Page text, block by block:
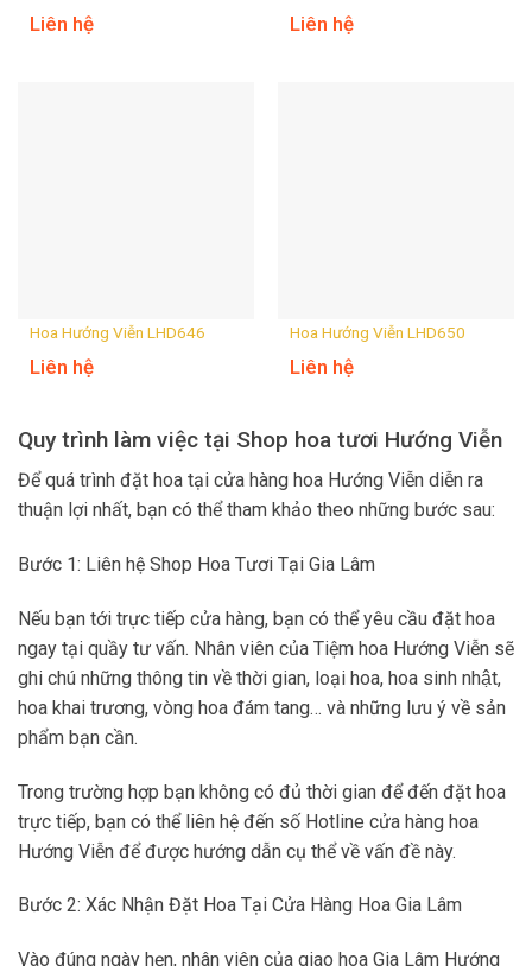
Liên hệ Liên hệ
Hoa Hướng Viễn LHD646
Liên hệ
Hoa Hướng Viễn LHD650
Liên hệ
Quy trình làm việc tại Shop hoa tươi Hướng Viễn
Để quá trình đặt hoa tại cửa hàng hoa Hướng Viễn diễn ra
thuận lợi nhất, bạn có thể tham khảo theo những bước sau:
Bước 1: Liên hệ Shop Hoa Tươi Tại Gia Lâm
Nếu bạn tới trực tiếp cửa hàng, bạn có thể yêu cầu đặt hoa
ngay tại quầy tư vấn. Nhân viên của Tiệm hoa Hướng Viễn sẽ
ghi chú những thông tin về thời gian, loại hoa, hoa sinh nhật,
hoa khai trương, vòng hoa đám tang… và những lưu ý về sản
phẩm bạn cần.
Trong trường hợp bạn không có đủ thời gian để đến đặt hoa
trực tiếp, bạn có thể liên hệ đến số Hotline cửa hàng hoa
Hướng Viễn để được hướng dẫn cụ thể về vấn đề này.
Bước 2: Xác Nhận Đặt Hoa Tại Cửa Hàng Hoa Gia Lâm
Vào đúng ngày hẹn, nhân viên của giao hoa Gia Lâm Hướng